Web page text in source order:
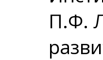
П.Ф.